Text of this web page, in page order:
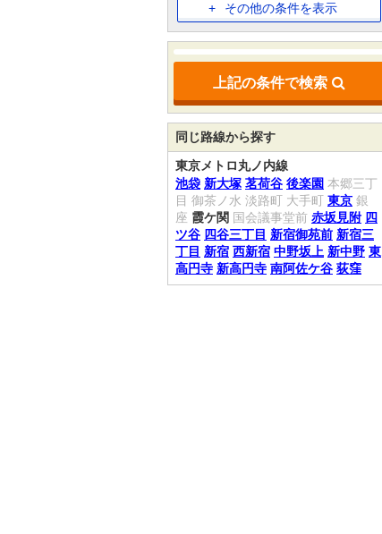
その他の条件を表示
上記の条件で検索
同じ路線から探す
東京メトロ丸ノ内線
池袋 新大塚 茗荷谷 後楽園 本郷三丁
目 御茶ノ水 淡路町 大手町 東京 銀
座 霞ケ関 国会議事堂前 赤坂見附 四
ツ谷 四谷三丁目 新宿御苑前 新宿三
丁目 新宿 西新宿 中野坂上 新中野 東
高円寺 新高円寺 南阿佐ケ谷 荻窪